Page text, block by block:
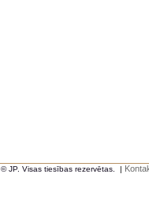
© JP. Visas tiesības rezervētas. |